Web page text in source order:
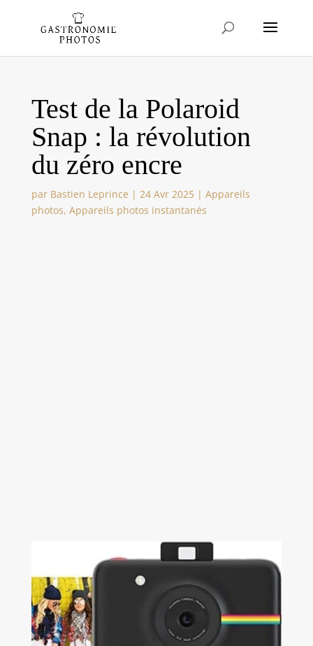
Test de la Polaroid
Snap : la révolution
du zéro encre
par Bastien Leprince | 24 Avr 2025| Appareils
photos, Appareils photos instantanés